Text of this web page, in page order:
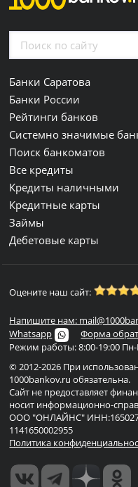
Банки Саратова
Банки России
Рейтинги банков
Системно значимые
Поиск банкоматов
Все кредиты
Кредиты наличными
Кредитные карты
Займы
Дебетовые карты
Оцените наш сайт:
Напишите нам:
Whatsapp
Форма
Режим работы: 8:00-19:00
© 2012-2026 При
1000bankov.ru обязательна.
Сайт не предоставляет
носит информационно-
ООО "ОНЛАЙНС"
1141650002955
Политика